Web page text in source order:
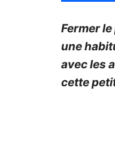
Fermer
une
avec les
cette